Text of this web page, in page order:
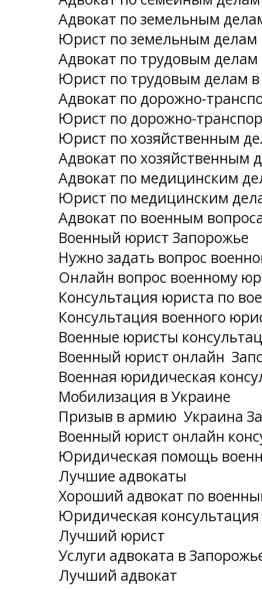
Адвокат по земельным
Юрист по земельным делам
Адвокат по трудовым
Юрист по трудовым делам
Адвокат по дорожно-
Юрист по дорожно-
Юрист по хозяйственным
Адвокат по хозяйственным
Адвокат по медицинским
Юрист по медицинским
Адвокат по военным
Военный юрист Запорожье
Нужно задать вопрос
Онлайн вопрос военному
Консультация юриста по
Консультация военного
Военные юристы
Военный юрист онлайн
Военная юридическая
Мобилизация в Украине
Призыв в армию Украина
Военный юрист онлайн
Юридическая помощь
Лучшие адвокаты
Хороший адвокат по
Юридическая
Лучший юрист
Услуги адвоката в
Лучший адвокат